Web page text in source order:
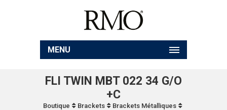
MENU
FLI TWIN MBT 022 34 G/O
+C
Boutique Brackets
Brackets Métalliques